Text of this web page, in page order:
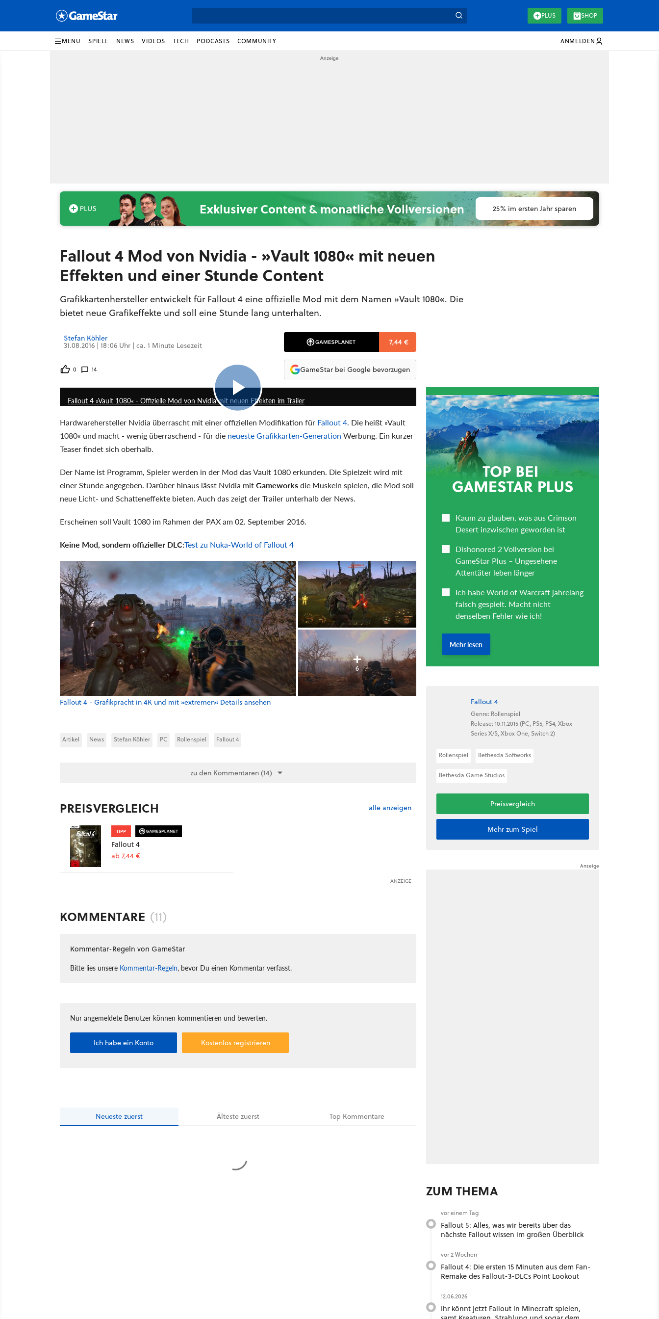
PLUS SHOP
MENU SPIELE NEWS VIDEOS TECH PODCASTS COMMUNITY ANMELDEN
Exklusiver Content & monatliche Vollversionen 25% im ersten Jahr sparen
Fallout 4 Mod von Nvidia - »Vault 1080« mit neuen
Effekten und einer Stunde Content
Grafikkartenhersteller entwickelt für Fallout 4 eine offizielle Mod mit dem Namen »Vault 1080«. Die
bietet neue Grafikeffekte und soll eine Stunde lang unterhalten.
Stefan Köhler
31.08.2016 | 18:06 Uhr | ca. 1 Minute Lesezeit
0 14
7,44 €
GameStar bei Google bevorzugen
0:43
Fallout 4 »Vault 1080« - Offizielle Mod von Nvidia mit neuen Effekten im Trailer
Hardwarehersteller Nvidia überrascht mit einer offiziellen Modifikation für Fallout 4. Die heißt »Vault
1080« und macht - wenig überraschend - für die neueste Grafikkarten-Generation Werbung. Ein kurzer
Teaser findet sich oberhalb.
Der Name ist Programm, Spieler werden in der Mod das Vault 1080 erkunden. Die Spielzeit wird mit
einer Stunde angegeben. Darüber hinaus lässt Nvidia mitGameworksdie Muskeln spielen, die Mod soll
neue Licht- und Schatteneffekte bieten. Auch das zeigt der Trailer unterhalb der News.
Erscheinen soll Vault 1080 im Rahmen der PAX am 02. September 2016.
Keine Mod, sondern offizieller DLC:Test zu Nuka-World of Fallout 4
6
Fallout 4 - Grafikpracht in 4K und mit »extremen« Details ansehen
Artikel News Stefan Köhler PC Rollenspiel Fallout 4
zu den Kommentaren (14)
PREISVERGLEICH alle anzeigen
TIPP
Fallout 4
ab 7,44 €
ANZEIGE
KOMMENTARE (11)
Kommentar-Regeln von GameStar
Bitte lies unsere Kommentar-Regeln, bevor Du einen Kommentar verfasst.
Nur angemeldete Benutzer können kommentieren und bewerten.
Ich habe ein Konto Kostenlos registrieren
Neueste zuerst Ältestezuerst Top Kommentare
Fallout 4
Genre: Rollenspiel
Release: 10.11.2015 (PC, PS5, PS4, Xbox
Series X/S, Xbox One, Switch 2)
Rollenspiel Bethesda Softworks
Bethesda Game Studios
Preisvergleich
Mehr zum Spiel
ZUM THEMA
vor einem Tag
Fallout 5: Alles, was wir bereits über das
nächste Fallout wissen im großen Überblick
vor 2 Wochen
Fallout 4: Die ersten 15 Minuten aus dem Fan-
Remake des Fallout-3-DLCs Point Lookout
12.06.2026
Ihr könnt jetzt Fallout in Minecraft spielen,